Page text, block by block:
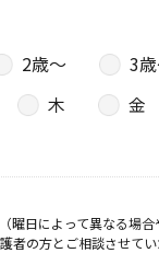
2歳〜 3
木 金
日によって異なる場合
の方とご相談させてい